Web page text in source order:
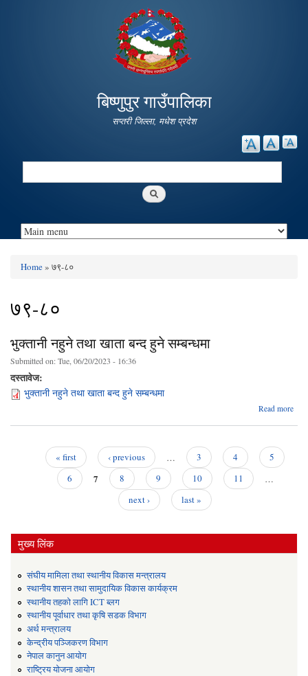
main
content
बिष्णुपुर गाउँपालिका
सप्तरी जिल्ला, मधेश प्रदेश
Search
Home» ७९-८०
७९-८०
भुक्तानी नहुने तथा खाता बन्द हुने सम्बन्धमा
Submitted on:Tue, 06/20/2023 - 16:36
दस्तावेज:
भुक्तानी नहुने तथा खाता बन्द हुने सम्बन्धमा
Read more
« first ‹ previous … 3 4
5
6
7 8 9 10 11
…
next ›
last »
मुख्य लिंक
संघीय मामिला तथा स्थानीय विकास मन्त्रालय
स्थानीय शासन तथा सामुदायिक विकास कार्यक्रम
स्थानीय तहको लागि ICT ब्लग
स्थानीय पूर्वाधार तथा कृषि सडक विभाग
अर्थ मन्त्रालय
केन्द्रीय पञ्जिकरण विभाग
नेपाल कानुन आयोग
राष्ट्रिय योजना आयोग